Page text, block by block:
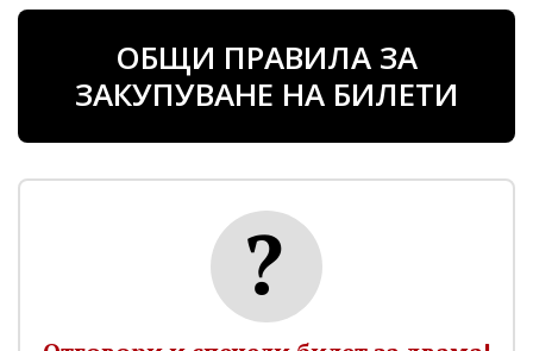
ОБЩИ ПРАВИЛА ЗА
ЗАКУПУВАНЕ НА БИЛЕТИ